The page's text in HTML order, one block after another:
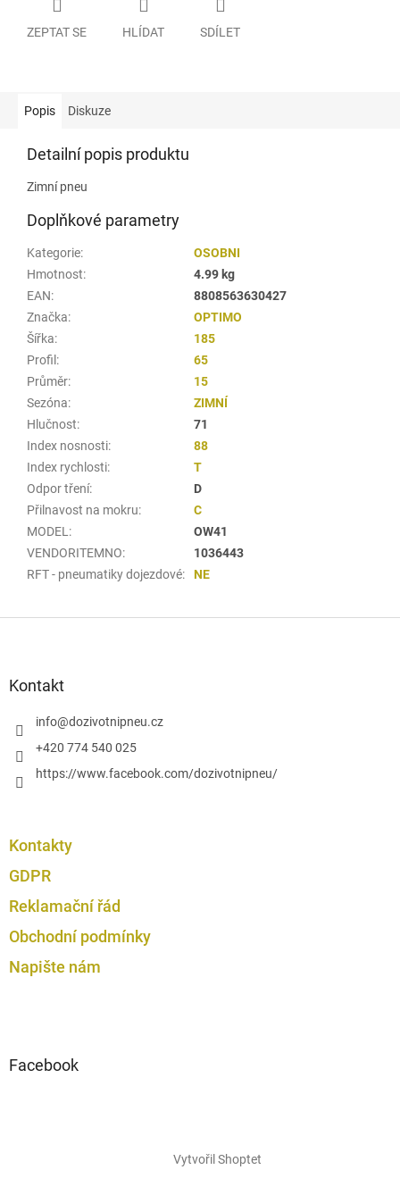
ZEPTAT SE HLÍDAT SDÍLET
Popis Diskuze
Detailní popis produktu
Zimní pneu
Doplňkové parametry
Kategorie:
OSOBNI
Hmotnost:
4.99 kg
EAN:
8808563630427
Značka:
OPTIMO
Šířka:
185
Profil :
65
Průměr:
15
Sezóna:
ZIMNÍ
Hlučnost:
71
Index nosnosti:
88
Index rychlosti:
T
Odpor tření:
D
Přilnavost na mokru:
C
MODEL :
OW41
VENDORITEMNO:
1036443
RFT - pneumatiky dojezdové: NE
Kontakt
info@dozivotnipneu.cz
+420 774 540 025
https://www.facebook.com/dozivotnipneu/
Kontakty
GDPR
Reklamační řád
Obchodní podmínky
Napište nám
Facebook
Vytvořil Shoptet